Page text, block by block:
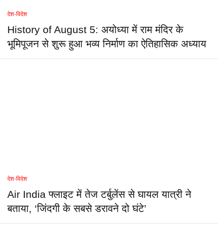
देश-विदेश
History of August 5: अयोध्या में राम मंदिर के
भूमिपूजन से शुरू हुआ भव्य निर्माण का ऐतिहासिक अध्याय
देश-विदेश
Air India फ्लाइट में तेज टर्बुलेंस से घायल यात्री ने
बताया, ‘जिंदगी के सबसे डरावने दो घंटे’